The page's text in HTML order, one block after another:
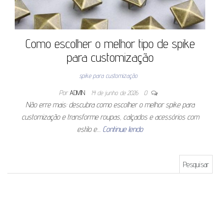
Como escolher o melhor tipo de spike
para customização
spike para customização
Por ADMIN 14 de junho de 2026 0
Não erre mais: descubra como escolher o melhor spike para
customização e transforme roupas, calçados e acessórios com
estilo e… Continue lendo